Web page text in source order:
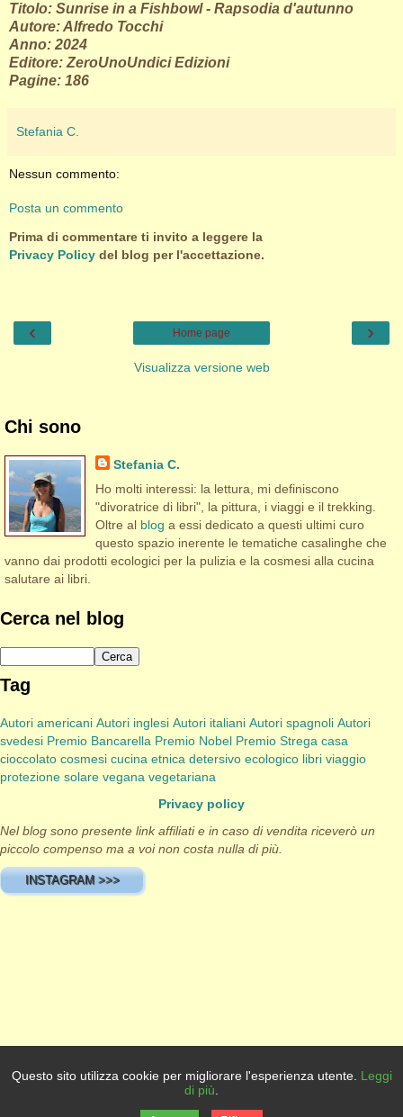
Titolo: Sunrise in a Fishbowl - Rapsodia d'autunno
Autore: Alfredo Tocchi
Anno: 2024
Editore: ZeroUnoUndici Edizioni
Pagine: 186
Stefania C.
Nessun commento:
Posta un commento
Prima di commentare ti invito a leggere la
Privacy Policy del blog per l'accettazione.
‹ ›
Home page
Visualizza versione web
Chi sono
Stefania C.
Ho molti interessi: la lettura, mi definiscono
"divoratrice di libri", la pittura, i viaggi e il trekking.
Oltre al blog a essi dedicato a questi ultimi curo
questo spazio inerente le tematiche casalinghe che
vanno dai prodotti ecologici per la pulizia e la cosmesi alla cucina
salutare ai libri.
Cerca nel blog
Tag
Autori americani Autori inglesi Autori italiani Autori spagnoli Autori
svedesi Premio Bancarella Premio Nobel Premio Strega casa
cioccolato cosmesi cucina etnica detersivo ecologico libri viaggio
protezione solare vegana vegetariana
Privacy policy
Nel blog sono presente link affiliati e in caso di vendita riceverò un
piccolo compenso ma a voi non costa nulla di più.
INSTAGRAM >>>
Quest'opera è distribuita con LicenzaCreative Commons Attribuzione -
Non commerciale - Non opere derivate 4.0 Internazionale
Questo sito utilizza cookie per migliorare l'esperienza utente. Leggi
di più